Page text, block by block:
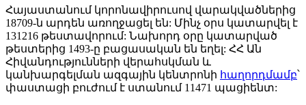
Հայաստանում կորոնավիրուսով վարակվածներից
18709-ն արդեն առողջացել են: Մինչ օրս կատարվել է
131216 թեստավորում: Նախորդ օրը կատարված
թեստերից 1493-ը բացասական են եղել: ՀՀ Ան
Հիվանդությունների վերահսկման և
կանխարգելման ազգային կենտրոնի հաղորդմամբ՝
փաստացի բուժում է ստանում 11471 պացիենտ: